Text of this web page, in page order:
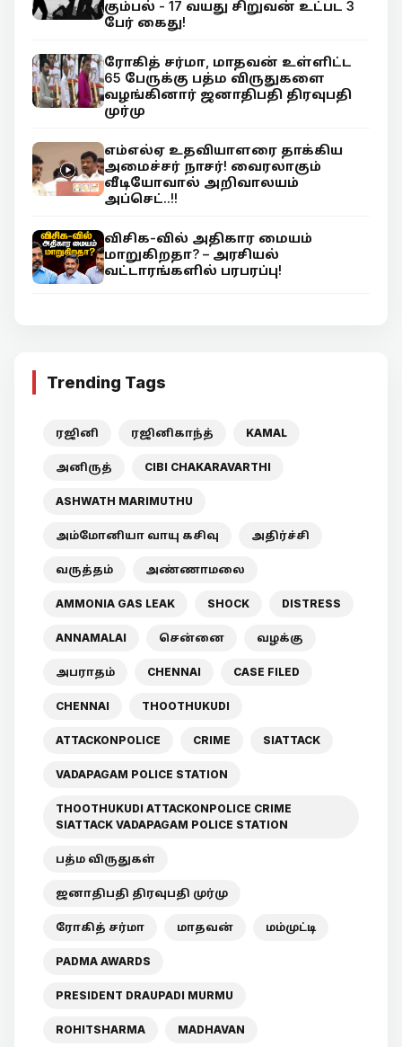
கும்பல் - 17 வயது சிறுவன் உட்பட 3
பேர் கைது!
ரோகித் சர்மா, மாதவன் உள்ளிட்ட
65 பேருக்கு பத்ம விருதுகளை
வழங்கினார் ஜனாதிபதி திரவுபதி
முர்மு
எம்எல்ஏ உதவியாளரை தாக்கிய
அமைச்சர் நாசர்! வைரலாகும்
வீடியோவால் அறிவாலயம்
அப்செட்..!!
விசிக-வில் அதிகார மையம்
மாறுகிறதா? – அரசியல்
வட்டாரங்களில் பரபரப்பு!
Trending Tags
ரஜினி ரஜினிகாந்த் KAMAL
அனிருத் CIBI CHAKARAVARTHI
ASHWATH MARIMUTHU
அம்மோனியா வாயு கசிவு அதிர்ச்சி
வருத்தம் அண்ணாமலை
AMMONIA GAS LEAK SHOCK DISTRESS
ANNAMALAI சென்னை வழக்கு
அபராதம் CHENNAI CASE FILED
CHENNAI THOOTHUKUDI
ATTACKONPOLICE CRIME SIATTACK
VADAPAGAM POLICE STATION
THOOTHUKUDI ATTACKONPOLICE CRIME
SIATTACK VADAPAGAM POLICE STATION
பத்ம விருதுகள்
ஜனாதிபதி திரவுபதி முர்மு
ரோகித் சர்மா மாதவன் மம்முட்டி
PADMA AWARDS
PRESIDENT DRAUPADI MURMU
ROHITSHARMA MADHAVAN